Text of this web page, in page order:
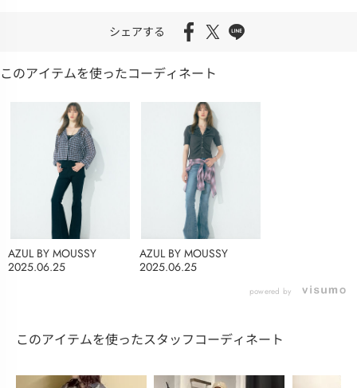
シェアする
このアイテムを使ったコーディネート
2025.06.25
AZUL BY MOUSSY
2025.06.25
AZUL BY MOUSSY
powered by
このアイテムを使ったスタッフコーディネート